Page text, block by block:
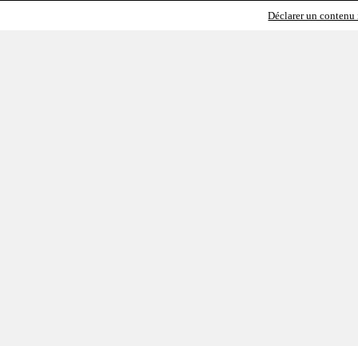
Déclarer un